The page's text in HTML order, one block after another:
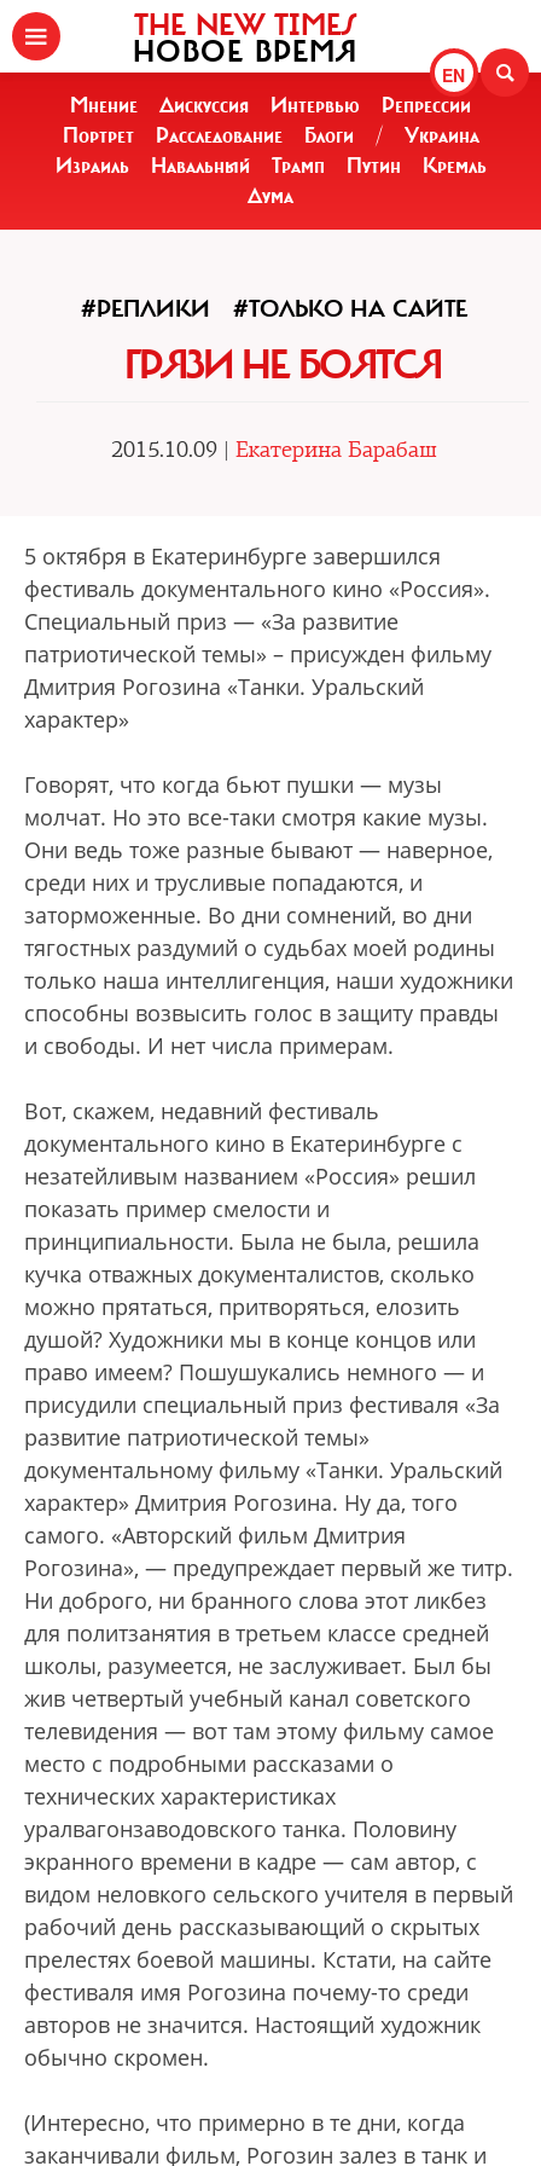
EN
THE NEW TIMES
НОВОЕ ВРЕМЯ
Мнение Дискуссия Интервью
Репрессии
Портрет
Расследование Блоги /
Украина
Израиль
Навальный Трамп Путин
Кремль
Дума
#РЕПЛИКИ #ТОЛЬКО НА САЙТЕ
ГРЯЗИ НЕ БОЯТСЯ
2015.10.09 | Екатерина Барабаш
5 октября в Екатеринбурге завершился
фестиваль документального кино «Россия».
Специальный приз — «За развитие
патриотической темы» – присужден фильму
Дмитрия Рогозина «Танки. Уральский
характер»
Говорят, что когда бьют пушки — музы
молчат. Но это все-таки смотря какие музы.
Они ведь тоже разные бывают — наверное,
среди них и трусливые попадаются, и
заторможенные. Во дни сомнений, во дни
тягостных раздумий о судьбах моей родины
только наша интеллигенция, наши художники
способны возвысить голос в защиту правды
и свободы. И нет числа примерам.
Вот, скажем, недавний фестиваль
документального кино в Екатеринбурге с
незатейливым названием «Россия» решил
показать пример смелости и
принципиальности. Была не была, решила
кучка отважных документалистов, сколько
можно прятаться, притворяться, елозить
душой? Художники мы в конце концов или
право имеем? Пошушукались немного — и
присудили специальный приз фестиваля «За
развитие патриотической темы»
документальному фильму «Танки. Уральский
характер» Дмитрия Рогозина. Ну да, того
самого. «Авторский фильм Дмитрия
Рогозина», — предупреждает первый же титр.
Ни доброго, ни бранного слова этот ликбез
для политзанятия в третьем классе средней
школы, разумеется, не заслуживает. Был бы
жив четвертый учебный канал советского
телевидения — вот там этому фильму самое
место с подробными рассказами о
технических характеристиках
уралвагонзаводовского танка. Половину
экранного времени в кадре — сам автор, с
видом неловкого сельского учителя в первый
рабочий день рассказывающий о скрытых
прелестях боевой машины. Кстати, на сайте
фестиваля имя Рогозина почему-то среди
авторов не значится. Настоящий художник
обычно скромен.
(Интересно, что примерно в те дни, когда
заканчивали фильм, Рогозин залез в танк и